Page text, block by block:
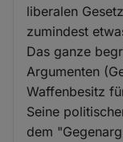
liberalen
zumindest
Das ganze
Argumenten
Waffenbesitz
Seine
dem